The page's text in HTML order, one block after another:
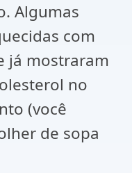
Algumas
com
já mostraram
no
(você
de sopa